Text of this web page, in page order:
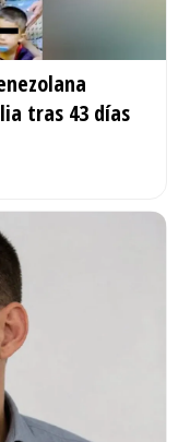
tras 43 días